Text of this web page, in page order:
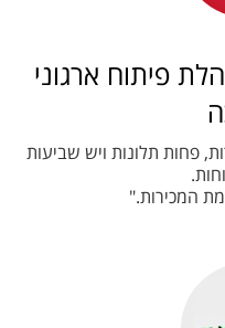
פיתוח ארגוני
פחות תלונות ויש שביעות
המכירות."